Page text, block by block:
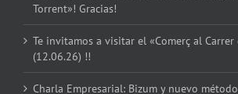
Torrent»! Gracias!
Te invitamos a visitar el «Comerç al Carrer
(12.06.26) !!
Charla Empresarial: Bizum y nuevo